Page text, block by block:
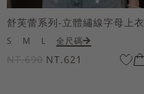
舒芙蕾系列-立體繡線字母上衣
S M L 全尺碼
NT.690 NT.621